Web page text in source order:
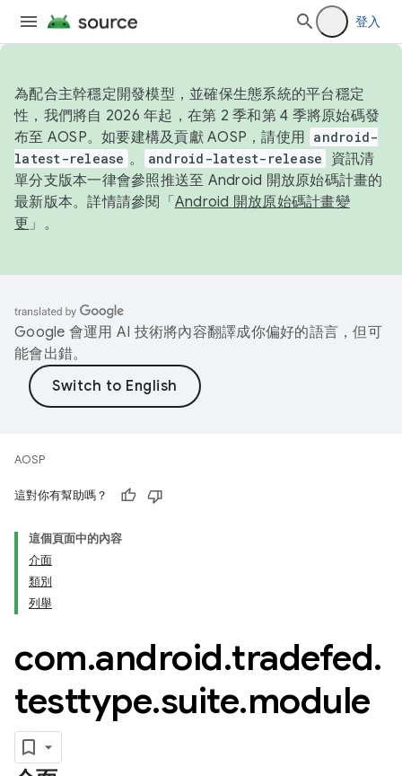
登入
為配合主幹穩定開發模型，並確保生態系統的平台穩定
性，我們將自 2026 年起，在第 2 季和第 4 季將原始碼發
布至 AOSP。如要建構及貢獻 AOSP，請使用 android-
latest-release 。 android-latest-release
資訊清
單分支版本一律會參照推送至 Android 開放原始碼計畫的
最新版本。詳情請參閱「 Android 開放原始碼計畫變
更 」。
Google 會運用 AI 技術將內容翻譯成你偏好的語言，但可
能會出錯。
AOSP
這對你有幫助嗎？
這個頁面中的內容
介面
類別
列舉
com.android.tradefed.
testtype.suite.module